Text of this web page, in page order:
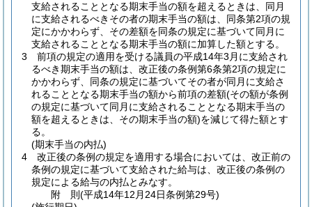
支給されることとなる期末手当の額を超えるときは、同月
に支給されるべきその者の期末手当の額は、同条第2項の規
定にかかわらず、その差額を同条の規定に基づいて同月に
支給されることとなる期末手当の額に加算した額とする。
3
前項の規定の適用を受ける議員の平成14年3月に支給され
るべき期末手当の額は、改正後の条例第6条第2項の規定に
かかわらず、同条の規定に基づいてその者が同月に支給さ
れることとなる期末手当の額から前項の差額(その額が条例
の規定に基づいて同月に支給されることとなる期末手当の
額を超えるときは、その期末手当の額)を減じて得た額とす
る。
(期末手当の内払)
4
改正後の条例の規定を適用する場合においては、改正前の
条例の規定に基づいて支給された給与は、改正後の条例の
規定による給与の内払とみなす。
附 則(平成14年12月24日条例第29号)